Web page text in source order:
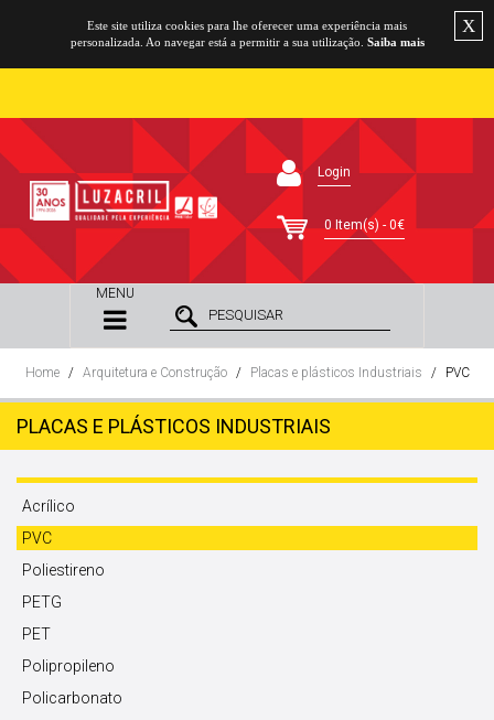
Este site utiliza cookies para lhe oferecer uma experiência mais
personalizada. Ao navegar está a permitir a sua utilização. Saiba mais
X
Login
0 Item(s) - 0€
MENU
Home Arquitetura e Construção Placas e plásticos Industriais PVC
PLACAS E PLÁSTICOS INDUSTRIAIS
Acrílico
PVC
Poliestireno
PETG
PET
Polipropileno
Policarbonato